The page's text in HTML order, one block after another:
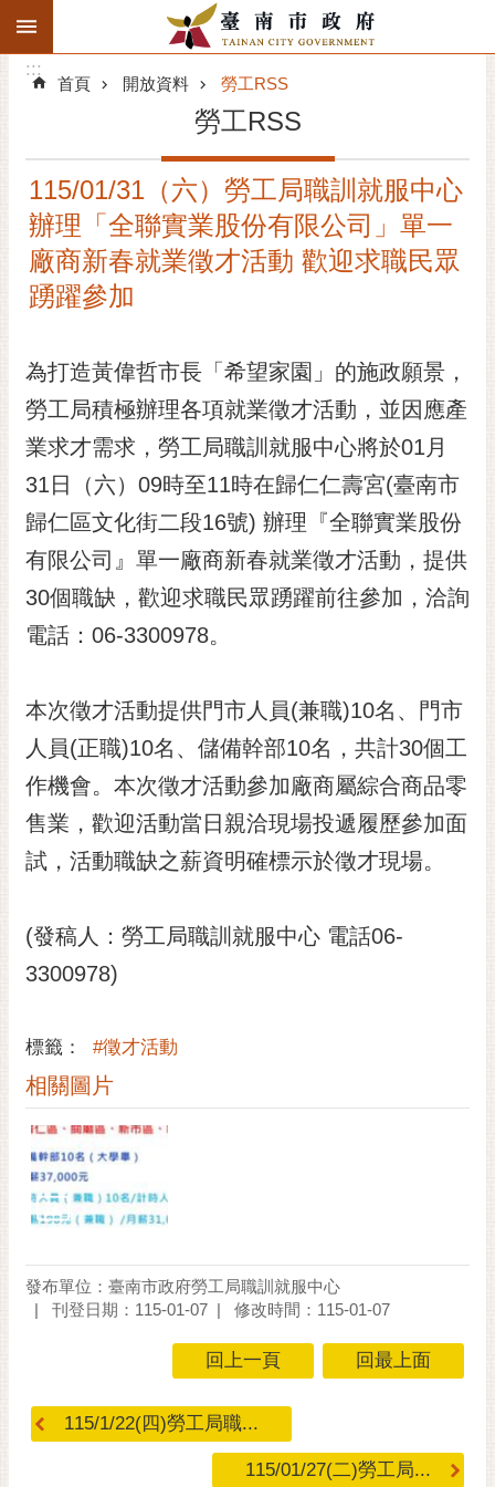
跳到主要內容區塊
搜
階
精彩府城
市府動態
市府團隊
主題服務
市政資訊
市民互動
黃
偉
哲
光
泉
桐
花
祭
站
訂
閱
訂
閱
電
子
報
市
民
箱
English
語
:::
:::
首頁 開放資料 勞工RSS
勞工RSS
115/01/31（六）勞工局職訓就服中心
辦理「全聯實業股份有限公司」單一
廠商新春就業徵才活動 歡迎求職民眾
踴躍參加
為打造黃偉哲市長「希望家園」的施政願景，
勞工局積極辦理各項就業徵才活動，並因應產
業求才需求，勞工局職訓就服中心將於01月
31日（六）09時至11時在歸仁仁壽宮(臺南市
歸仁區文化街二段16號) 辦理『全聯實業股份
有限公司』單一廠商新春就業徵才活動，提供
30個職缺，歡迎求職民眾踴躍前往參加，洽詢
電話：06-3300978。
本次徵才活動提供門市人員(兼職)10名、門市
人員(正職)10名、儲備幹部10名，共計30個工
作機會。本次徵才活動參加廠商屬綜合商品零
售業，歡迎活動當日親洽現場投遞履歷參加面
試，活動職缺之薪資明確標示於徵才現場。
(發稿人：勞工局職訓就服中心 電話06-
3300978)
標籤： #徵才活動
相關圖片
發布單位：臺南市政府勞工局職訓就服中心
刊登日期：115-01-07
修改時間：115-01-07
回上一頁 回最上面
115/1/22(四)勞工局職...
115/01/27(二)勞工局...